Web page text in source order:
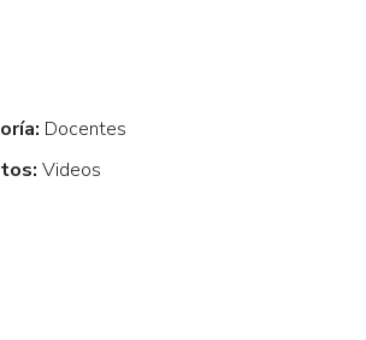
Docentes
Videos